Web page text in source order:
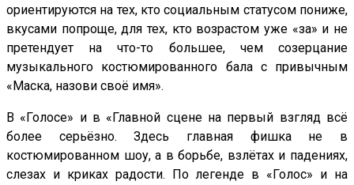
ориентируются на тех, кто социальным статусом пониже,
вкусами попроще, для тех, кто возрастом уже «за» и не
претендует на что-то большее, чем созерцание
музыкального костюмированного бала с привычным
«Маска, назови своё имя».
В «Голосе» и в «Главной сцене на первый взгляд всё
более серьёзно. Здесь главная фишка не в
костюмированном шоу, а в борьбе, взлётах и падениях,
слезах и криках радости. По легенде в «Голос» и на